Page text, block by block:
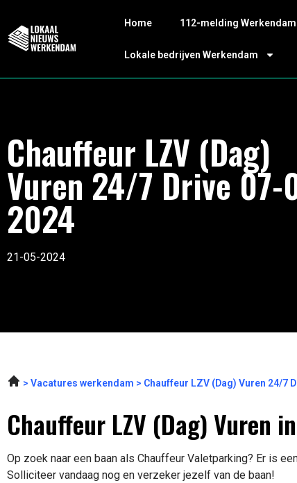
Home 112-melding Werkendam
Lokale bedrijven Werkendam
Chauffeur LZV (Dag)
Vuren 24/7 Drive 07-
2024
21-05-2024
Vacatures werkendam Chauffeur LZV (Dag) Vuren 24/7
Chauffeur LZV (Dag) Vuren
Op zoek naar een baan als Chauffeur Valetparking? Er is
Solliciteer vandaag nog en verzeker jezelf van de baan!